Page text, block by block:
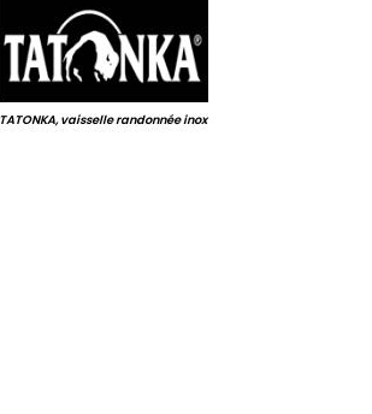
TATONKA, vaisselle randonnée inox